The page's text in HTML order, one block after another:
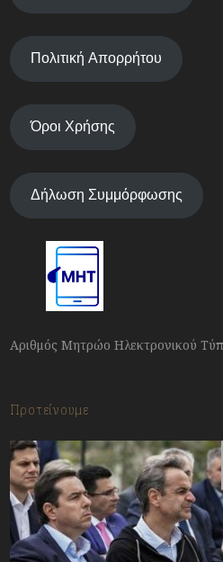
Πολιτική Απορρήτου
Όροι Χρήσης
Δήλωση Συμμόρφωσης
Αριθμός Μητρώο Ηλεκτρονικού
Προτείνουμε